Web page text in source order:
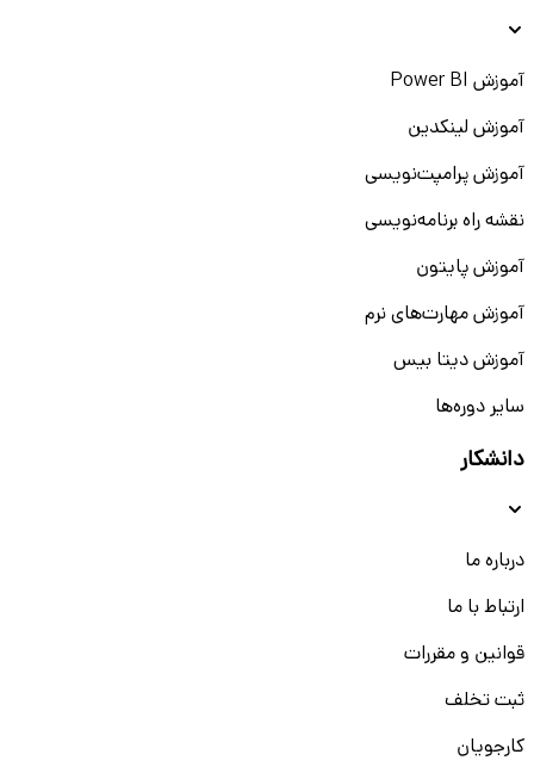
آموزش Power BI
آموزش لینکدین
آموزش پرامپت‌نویسی
نقشه راه برنامه‌نویسی
آموزش پایتون
آموزش مهارت‌های نرم
آموزش دیتا بیس
سایر دوره‌ها
دانشکار
درباره ما
ارتباط با ما
قوانین و مقررات
ثبت تخلف
کارجویان